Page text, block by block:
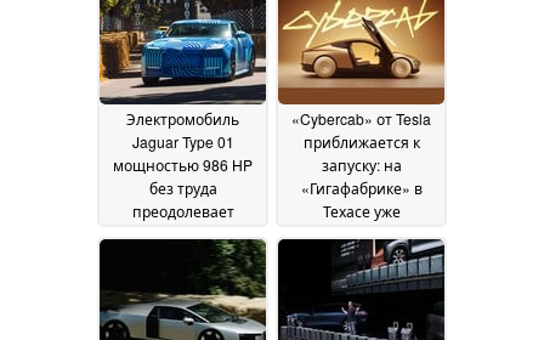
Электромобиль
Jaguar Type 01
мощностью 986 HP
без труда
преодолевает
автолюбители
называют его
«быстрым
холодильником»14
«Cybercab» от Tesla
приближается к
запуску: на
«Гигафабрике» в
Техасе уже
для сотрудников,
более 100 роботакси
готовы к
эксплуатации14 July